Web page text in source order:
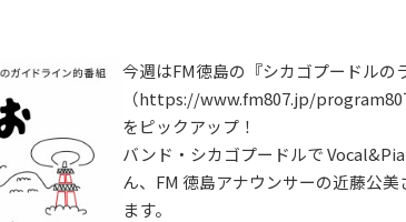
今週はFM徳島の『シカゴプードルの
（https://www.fm807.jp/
をピックアップ！
バンド・シカゴプードルで
ん、FM 徳島アナウンサーの近藤公
ます。